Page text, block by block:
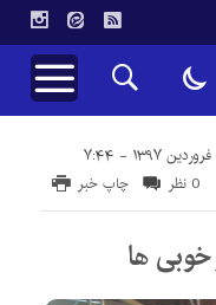
چاپ خبر 0 نظر
خوبی ها